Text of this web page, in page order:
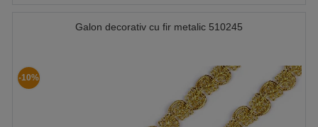
Galon decorativ cu fir metalic 510245
-10%